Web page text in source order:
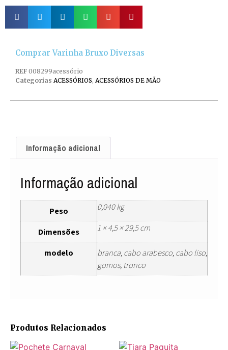
Produtos Relacionados
Comprar Varinha Bruxo Diversas
REF 008299acessório
Categorias ACESSÓRIOS, ACESSÓRIOS DE MÃO
Informação adicional
Informação adicional
Peso 0,040 kg
Dimensões 1 × 4,5 × 29,5 cm
modelo
branca, cabo arabesco, cabo liso,
gomos, tronco